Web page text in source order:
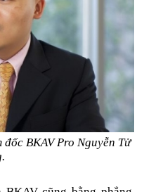
BKAV Pro Nguyễn Tử